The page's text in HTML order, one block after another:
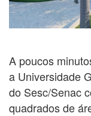
A poucos
a Universidade
do Sesc/Senac
quadrados de